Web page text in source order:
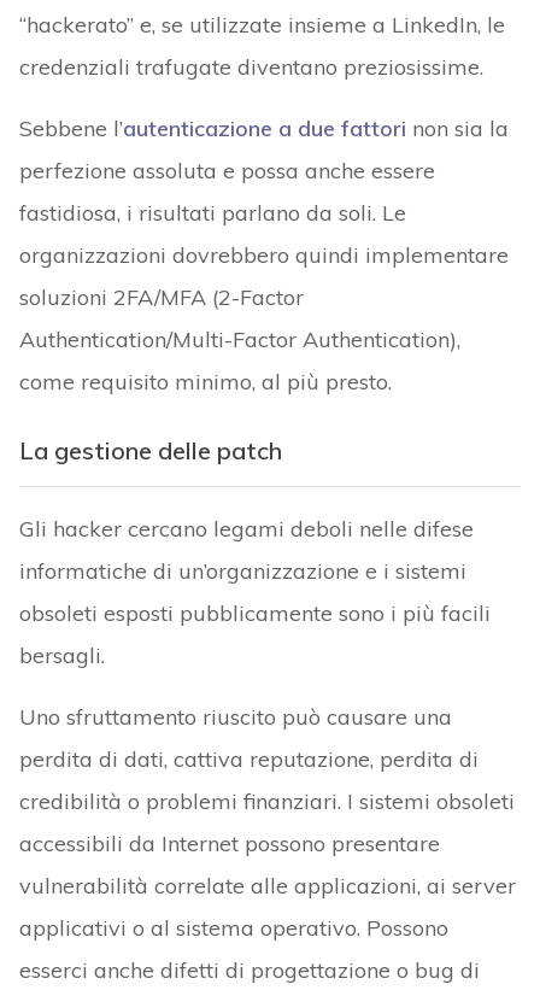
“hackerato” e, se utilizzate insieme a LinkedIn, le
credenziali trafugate diventano preziosissime.
Sebbene l’autenticazione a due fattori non sia la
perfezione assoluta e possa anche essere
fastidiosa, i risultati parlano da soli. Le
organizzazioni dovrebbero quindi implementare
soluzioni 2FA/MFA (2-Factor
Authentication/Multi-Factor Authentication),
come requisito minimo, al più presto.
La gestione delle patch
Gli hacker cercano legami deboli nelle difese
informatiche di un’organizzazione e i sistemi
obsoleti esposti pubblicamente sono i più facili
bersagli.
Uno sfruttamento riuscito può causare una
perdita di dati, cattiva reputazione, perdita di
credibilità o problemi finanziari. I sistemi obsoleti
accessibili da Internet possono presentare
vulnerabilità correlate alle applicazioni, ai server
applicativi o al sistema operativo. Possono
esserci anche difetti di progettazione o bug di